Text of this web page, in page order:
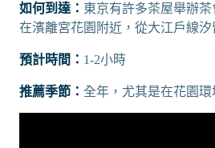
如何到達： 東京有許多茶屋舉辦
在濱離宮花園附近，從大江戶線汐
預計時間： 1-2小時
推薦季節： 全年，尤其是在花園環